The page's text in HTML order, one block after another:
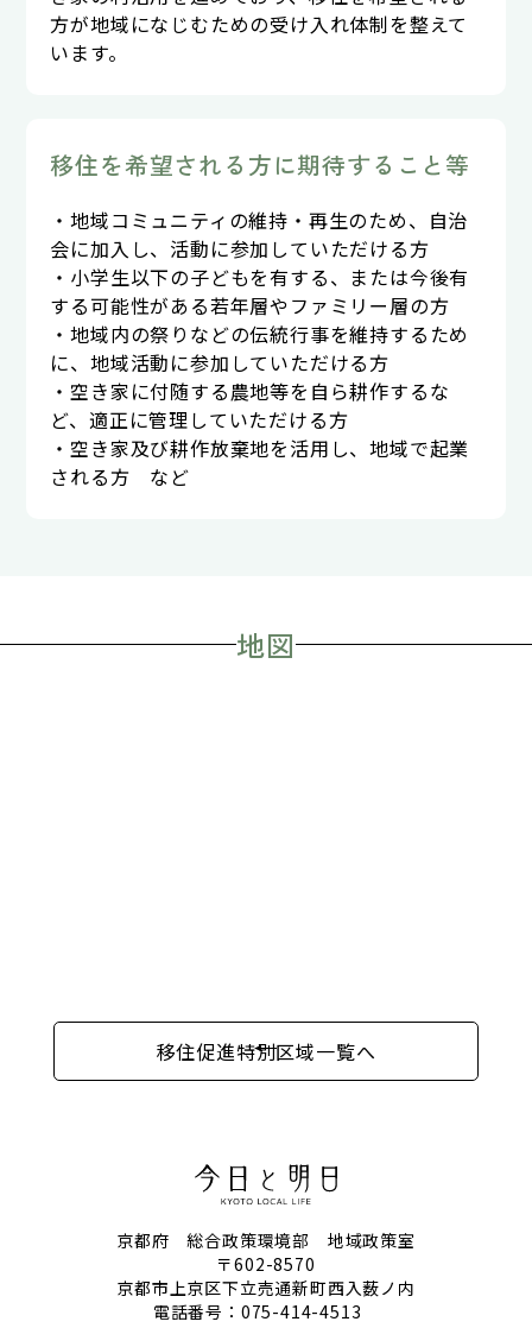
方が地域になじむための受け入れ体制を整えて
います。
移住を希望される方に期待すること等
・地域コミュニティの維持・再生のため、自治
会に加入し、活動に参加していただける方
・小学生以下の子どもを有する、または今後有
する可能性がある若年層やファミリー層の方
・地域内の祭りなどの伝統行事を維持するため
に、地域活動に参加していただける方
・空き家に付随する農地等を自ら耕作するな
ど、適正に管理していただける方
・空き家及び耕作放棄地を活用し、地域で起業
される方 など
地図
移住促進特別区域一覧へ
京都府 総合政策環境部 地域政策室
〒602-8570
京都市上京区下立売通新町西入薮ノ内
電話番号： 075-414-4513